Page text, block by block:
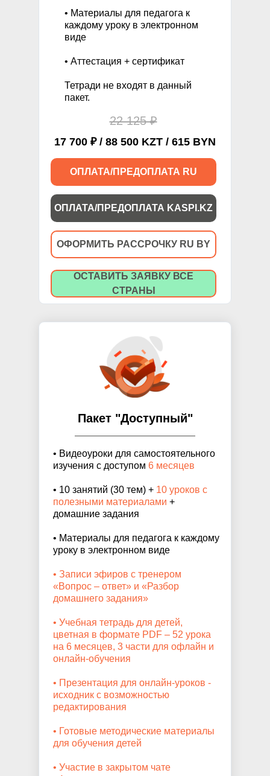
ОПЛАТА/ПРЕДОПЛАТА RU
• Материалы для педагога к
каждому уроку в электронном
виде
• Аттестация + сертификат
Тетради не входят в данный
пакет.
17 700 ₽ / 88 500 KZT / 615 BYN
Пакет "Доступный"
• Видеоуроки для самостоятельного
изучения с доступом 6 месяцев
• 10 занятий (30 тем) + 10 уроков с
полезными материалами +
домашние задания
• Материалы для педагога к каждому
уроку в электронном виде
• Записи эфиров с тренером
«Вопрос – ответ» и «Разбор
домашнего задания»
• Учебная тетрадь для детей,
цветная в формате PDF – 52 урока
на 6 месяцев, 3 части для офлайн и
онлайн-обучения
• Презентация для онлайн-уроков -
исходник с возможностью
редактирования
• Готовые методические материалы
для обучения детей
• Участие в закрытом чате
22 125 ₽
ОПЛАТА/ПРЕДОПЛАТА KASPI.KZ
ОФОРМИТЬ РАССРОЧКУ RU BY
ОСТАВИТЬ ЗАЯВКУ ВСЕ
СТРАНЫ